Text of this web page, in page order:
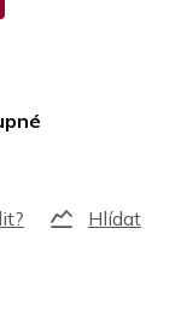
Hlídat